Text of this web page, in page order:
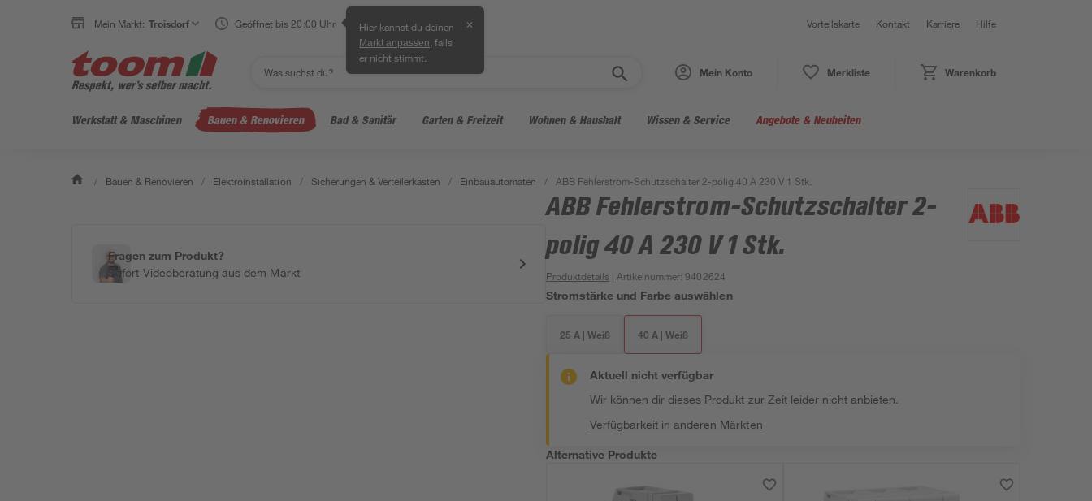
Mein Markt: Troisdorf Geöffnet bis 20:00 Uhr Hier kannst du deinen
Markt anpassen , falls
er nicht stimmt.
✕ Vorteilskarte Kontakt Karriere Hilfe
Mein Konto Merkliste Warenkorb
Werkstatt & Maschinen Bauen & Renovieren Bad & Sanitär Garten & Freizeit Wohnen & Haushalt Wissen & Service Angebote & Neuheiten
/ Bauen & Renovieren / Elektroinstallation / Sicherungen & Verteilerkästen / Einbauautomaten / ABB Fehlerstrom-Schutzschalter 2-polig 40 A 230 V 1 Stk.
Fragen zum Produkt?
Sofort-Videoberatung aus dem Markt
ABB Fehlerstrom-Schutzschalter 2-
polig 40 A 230 V 1 Stk.
Produktdetails | Artikelnummer:9402624
Stromstärke und Farbe auswählen
25 A | Weiß 40 A | Weiß
Aktuell nicht verfügbar
Wir können dir dieses Produkt zur Zeit leider nicht anbieten.
Verfügbarkeit in anderen Märkten
Alternative Produkte